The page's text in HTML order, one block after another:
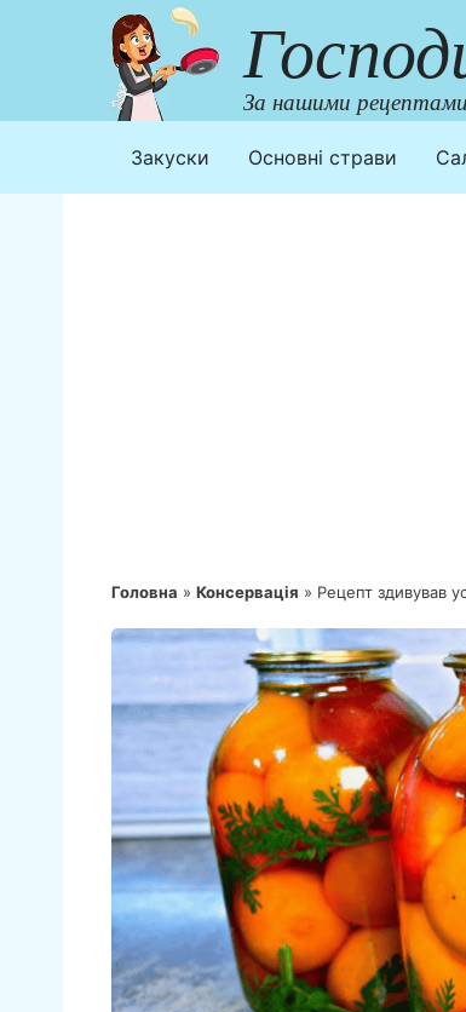
За нашими рецептами
Закуски Основні страви
Головна » Консервація » Рецепт здивував